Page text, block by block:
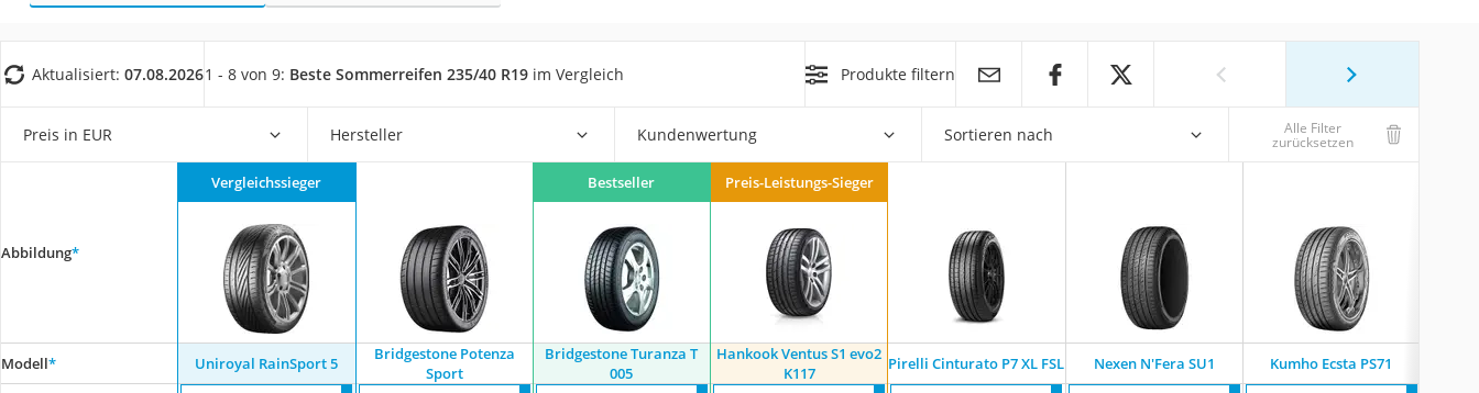
Service
Aktualisiert: 07.08.20261 - 8 von 9: Beste Sommerreifen 235/40 R19 im Vergleich Produkte filtern
Preis in EUR Hersteller Kundenwertung Sortieren nach Alle Filter
zurücksetzen
Abbildung*
Vergleichssieger Bestseller Preis-Leistungs-Sieger
Modell* Uniroyal RainSport 5
Bridgestone Potenza
Sport
Bridgestone Turanza T
005
Hankook Ventus S1 evo2
K117
Pirelli Cinturato P7 XL FSL Nexen N'Fera SU1 Kumho Ecsta PS71